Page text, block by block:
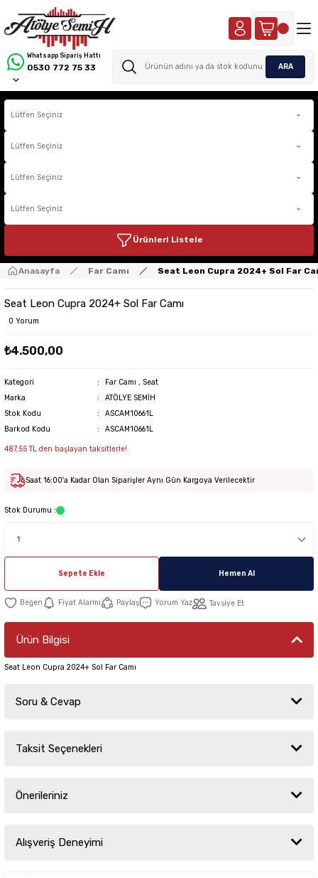
Whatsapp Sipariş Hattı
0530 772 75 33 ARA
Ürünleri Listele
Anasayfa Far Camı Seat Leon Cupra 2024+ Sol Far
Seat Leon Cupra 2024+ Sol Far Camı
0 Yorum
₺4.500,00
Kategori Far Camı , Seat
Marka
ATÖLYE SEMİH
Stok Kodu
ASCAM10661L
Barkod Kodu
ASCAM10661L
487,55 TL den başlayan taksitlerle!
Saat 16:00'a Kadar Olan Siparişler Aynı Gün Kargoya Verilecektir
Stok Durumu :
Sepete Ekle Hemen Al
Fiyat Alarmı Paylaş Yorum Yaz Tavsiye Et
Ürün Bilgisi
Seat Leon Cupra 2024+ Sol Far Camı
Soru & Cevap
Ürün hakkında henüz soru sorulmamış.
Taksit Seçenekleri
Önerileriniz
yetersiz gördüğünüz noktaları öneri formunu kullanarak tarafımıza
iletebilirsiniz.
Alışveriş Deneyimi